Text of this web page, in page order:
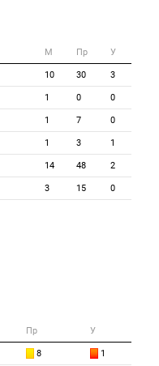
М Пр У
10 30 3
1 0 0
1 7 0
1 3 1
14 48 2
3 15 0
Пр У
8 1